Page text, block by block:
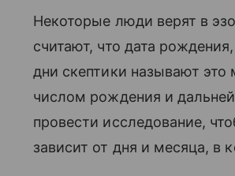
Некоторые люди верят в
считают, что дата
дни скептики называют
числом рождения и
провести исследование,
зависит от дня и месяца, в